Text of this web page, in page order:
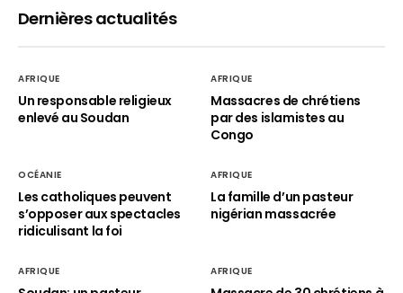
Dernières actualités
AFRIQUE
Un responsable religieux
enlevé au Soudan
AFRIQUE
Massacres de chrétiens
par des islamistes au
Congo
OCÉANIE
Les catholiques peuvent
s’opposer aux spectacles
ridiculisant la foi
AFRIQUE
La famille d’un pasteur
nigérian massacrée
AFRIQUE AFRIQUE